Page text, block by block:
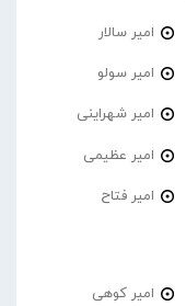
امیر سالار
امیر سولو
امیر شهراینی
امیر عظیمی
امیر فتاح
امیر کوهی